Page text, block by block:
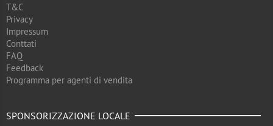
T&C
Privacy
Impressum
Conttati
FAQ
Feedback
Programma per agenti di vendita
SPONSORIZZAZIONE LOCALE